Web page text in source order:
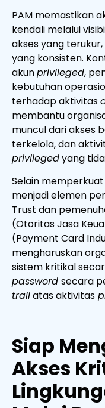
PAM memastikan
kendali melalui
akses yang
yang konsisten.
akunprivileged,
kebutuhan
terhadap aktivitas
membantu
muncul dari akses
terkelola, dan
privilegedyang
Selain
menjadi elemen
Trust dan
(Otoritas Jasa
(Payment Card
mengharuskan
sistem kritikal
password secara
trailatas aktivitas
Siap
Akses